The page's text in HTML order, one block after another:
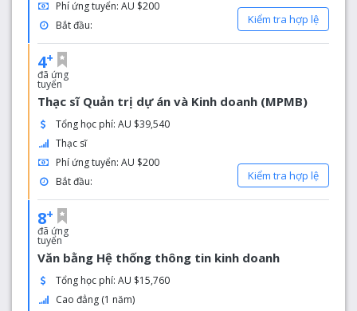
Phí ứng tuyển: AU $200
Bắt đầu:
Kiểm tra hợp lệ
4+
đã ứng
tuyển
Thạc sĩ Quản trị dự án và Kinh doanh (MPMB)
Tổng học phí: AU $39,540
Thạc sĩ
Phí ứng tuyển: AU $200
Bắt đầu:
Kiểm tra hợp lệ
8+
đã ứng
tuyển
Văn bằng Hệ thống thông tin kinh doanh
Tổng học phí: AU $15,760
Cao đẳng (1 năm)